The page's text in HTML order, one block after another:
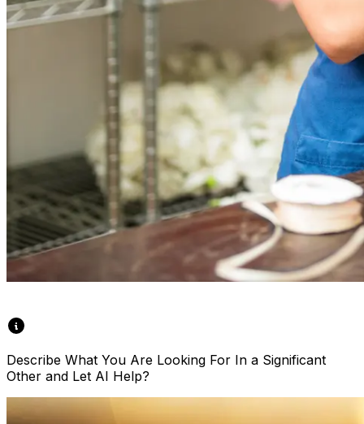
Describe What You Are Looking For In a Significant
Other and Let AI Help?